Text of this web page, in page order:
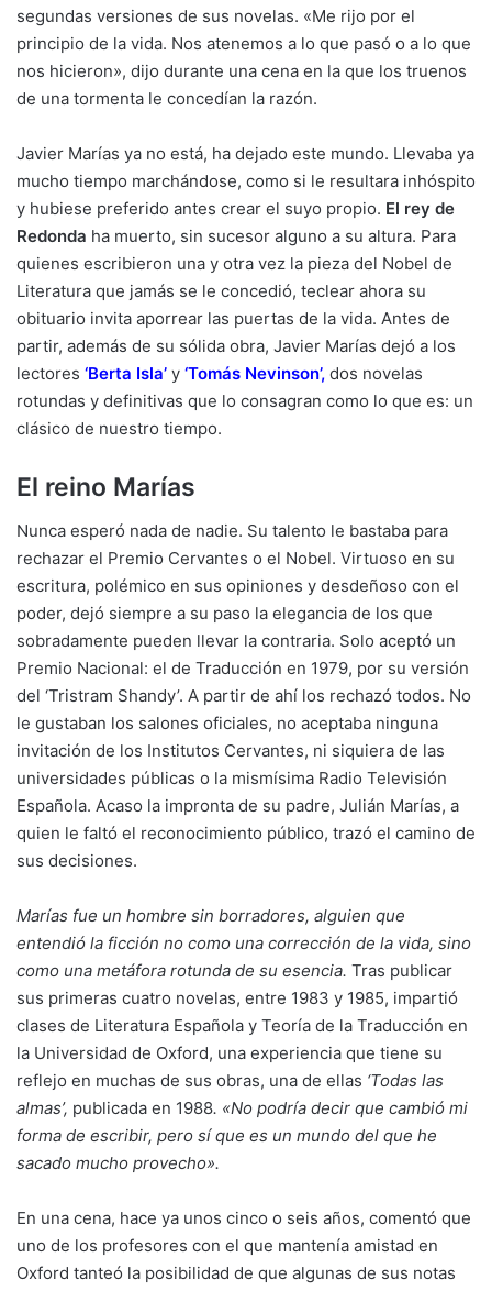
segundas versiones de sus novelas. «Me rijo por el
principio de la vida. Nos atenemos a lo que pasó o a lo que
nos hicieron», dijo durante una cena en la que los truenos
de una tormenta le concedían la razón.
Javier Marías ya no está, ha dejado este mundo. Llevaba ya
mucho tiempo marchándose, como si le resultara inhóspito
y hubiese preferido antes crear el suyo propio. El rey de
Redonda ha muerto, sin sucesor alguno a su altura. Para
quienes escribieron una y otra vez la pieza del Nobel de
Literatura que jamás se le concedió, teclear ahora su
obituario invita aporrear las puertas de la vida. Antes de
partir, además de su sólida obra, Javier Marías dejó a los
lectores ‘Berta Isla’ y ‘Tomás Nevinson’, dos novelas
rotundas y definitivas que lo consagran como lo que es: un
clásico de nuestro tiempo.
El reino Marías
Nunca esperó nada de nadie. Su talento le bastaba para
rechazar el Premio Cervantes o el Nobel. Virtuoso en su
escritura, polémico en sus opiniones y desdeñoso con el
poder, dejó siempre a su paso la elegancia de los que
sobradamente pueden llevar la contraria. Solo aceptó un
Premio Nacional: el de Traducción en 1979, por su versión
del ‘Tristram Shandy’. A partir de ahí los rechazó todos. No
le gustaban los salones oficiales, no aceptaba ninguna
invitación de los Institutos Cervantes, ni siquiera de las
universidades públicas o la mismísima Radio Televisión
Española. Acaso la impronta de su padre, Julián Marías, a
quien le faltó el reconocimiento público, trazó el camino de
sus decisiones.
Marías fue un hombre sin borradores, alguien que
entendió la ficción no como una corrección de la vida, sino
como una metáfora rotunda de su esencia. Tras publicar
sus primeras cuatro novelas, entre 1983 y 1985, impartió
clases de Literatura Española y Teoría de la Traducción en
la Universidad de Oxford, una experiencia que tiene su
reflejo en muchas de sus obras, una de ellas ‘Todas las
almas’, publicada en 1988. «No podría decir que cambió mi
forma de escribir, pero sí que es un mundo del que he
sacado mucho provecho».
En una cena, hace ya unos cinco o seis años, comentó que
uno de los profesores con el que mantenía amistad en
Oxford tanteó la posibilidad de que algunas de sus notas